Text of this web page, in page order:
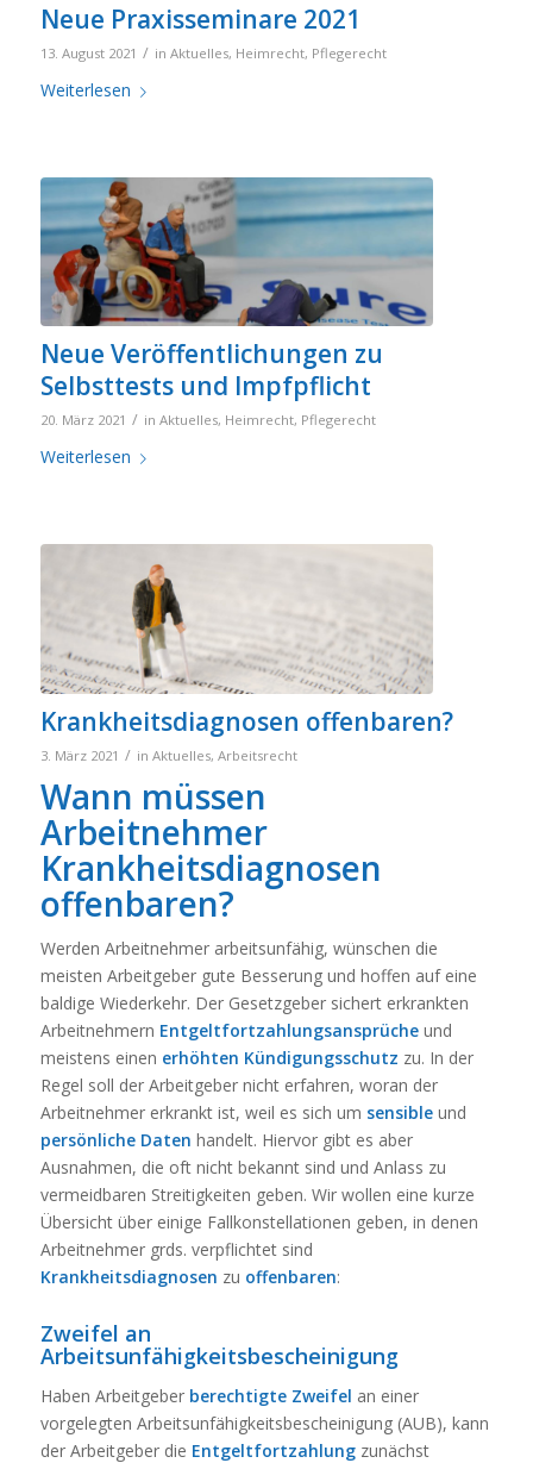
Neue Praxisseminare 2021
13. August 2021 / in Aktuelles, Heimrecht, Pflegerecht
Weiterlesen
Neue Veröffentlichungen zu
Selbsttests und Impfpflicht
20. März 2021 / in Aktuelles, Heimrecht, Pflegerecht
Weiterlesen
Krankheitsdiagnosen offenbaren?
3. März 2021 / in Aktuelles, Arbeitsrecht
Wann müssen
Arbeitnehmer
Krankheitsdiagnosen
offenbaren?
Werden Arbeitnehmer arbeitsunfähig, wünschen die
meisten Arbeitgeber gute Besserung und hoffen auf eine
baldige Wiederkehr. Der Gesetzgeber sichert erkrankten
Arbeitnehmern Entgeltfortzahlungsansprücheund
meistens einen erhöhten Kündigungsschutz zu. In der
Regel soll der Arbeitgeber nicht erfahren, woran der
Arbeitnehmer erkrankt ist, weil es sich um sensibleund
persönliche Daten handelt. Hiervor gibt es aber
Ausnahmen, die oft nicht bekannt sind und Anlass zu
vermeidbaren Streitigkeiten geben. Wir wollen eine kurze
Übersicht über einige Fallkonstellationen geben, in denen
Arbeitnehmer grds. verpflichtet sind
Krankheitsdiagnosen zu offenbaren:
Zweifel an
Arbeitsunfähigkeitsbescheinigung
Haben Arbeitgeber berechtigte Zweifel an einer
vorgelegten Arbeitsunfähigkeitsbescheinigung (AUB), kann
der Arbeitgeber die Entgeltfortzahlungzunächst